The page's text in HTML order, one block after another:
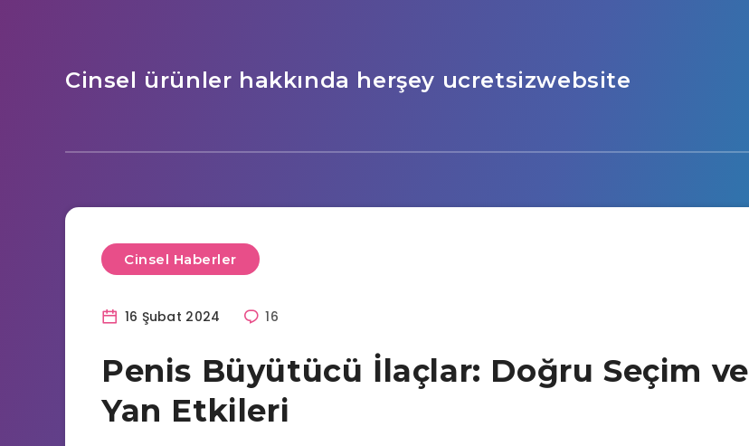
Cinsel ürünler hakkında herşey ucretsizwebsite
Cinsel Haberler
16 Şubat 2024 16
Penis Büyütücü İlaçlar: Doğru Seçim ve
Yan Etkileri